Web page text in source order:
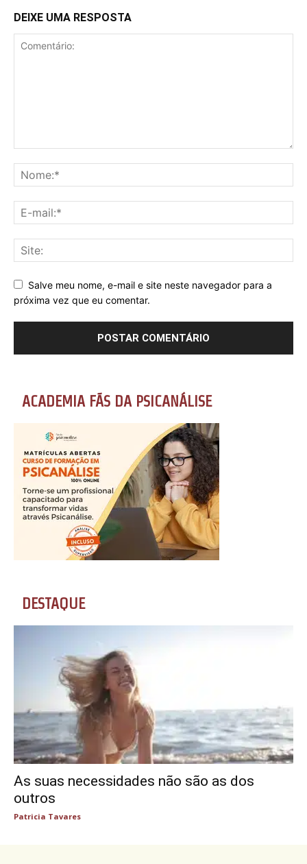
DEIXE UMA RESPOSTA
Salve meu nome, e-mail e site neste navegador para a
próxima vez que eu comentar.
ACADEMIA FÃS DA PSICANÁLISE
DESTAQUE
As suas necessidades não são as dos
outros
Patricia Tavares